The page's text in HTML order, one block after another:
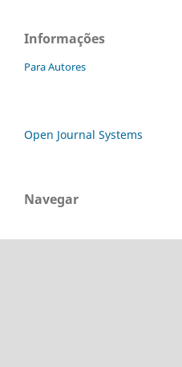
Informações
Para Autores
Open Journal Systems
Navegar